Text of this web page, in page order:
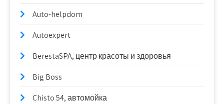
Auto-helpdom
Autoexpert
BerestaSPA, центр красоты и здоровья
Big Boss
Chisto 54, автомойка